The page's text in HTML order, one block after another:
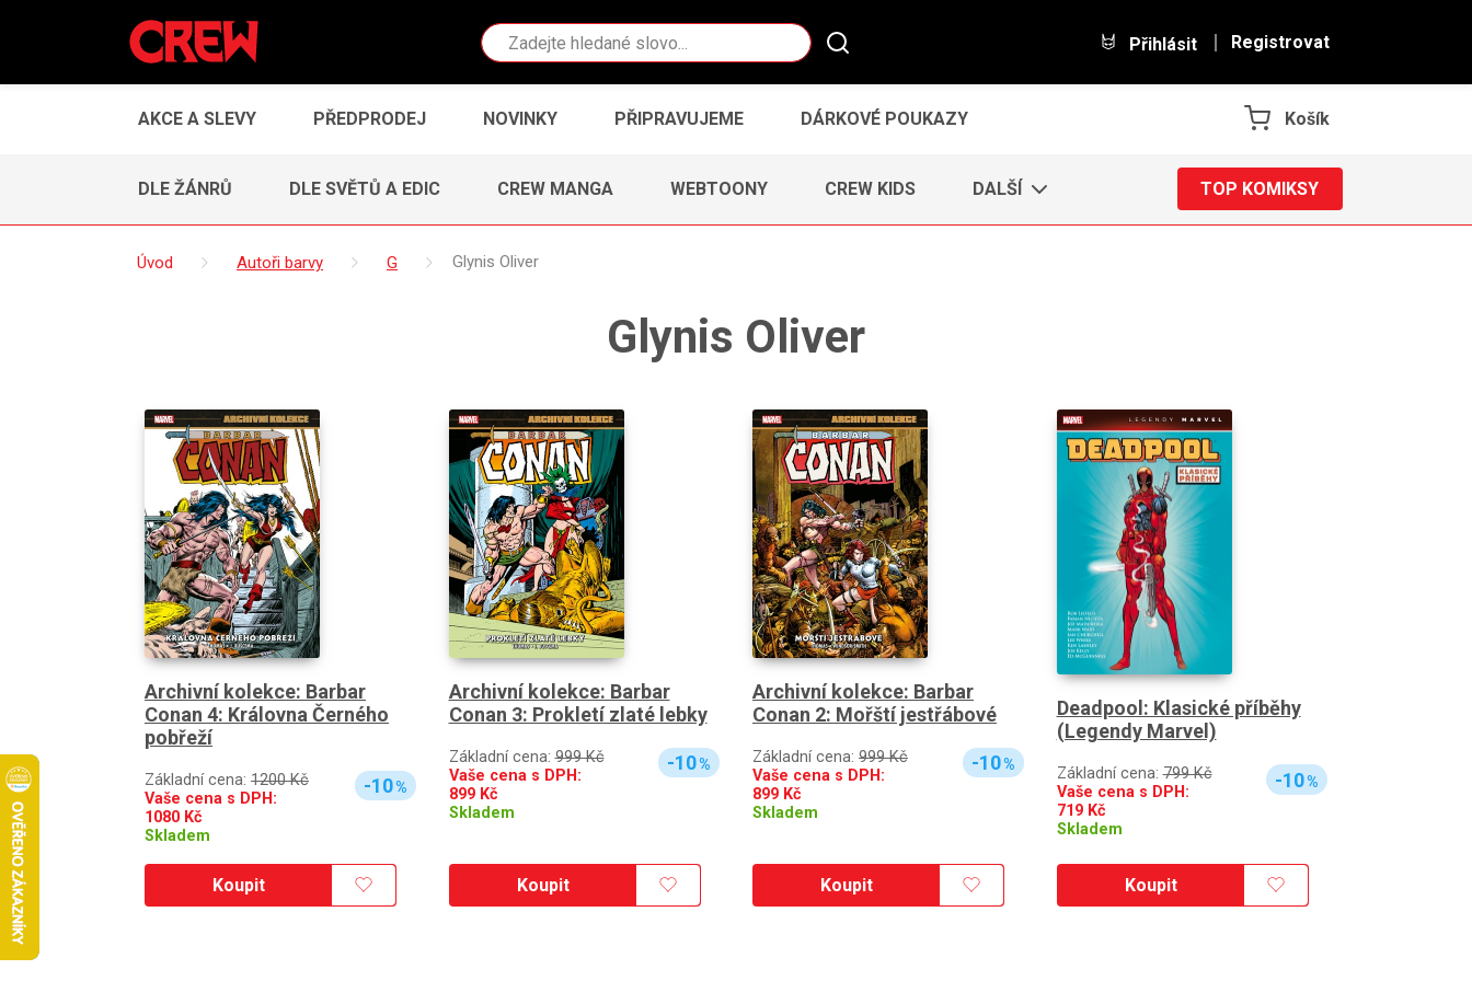
Vyhledávání Přihlásit Registrovat
AKCE A SLEVY PŘEDPRODEJ NOVINKY PŘIPRAVUJEME DÁRKOVÉ POUKAZY Košík
DLE ŽÁNRŮ DLE SVĚTŮ A EDIC CREW MANGA WEBTOONY CREW KIDS DALŠÍ TOP KOMIKSY
Úvod Autoři barvy G Glynis Oliver
Glynis Oliver
Archivní kolekce: Barbar
Conan 4: Královna Černého
pobřeží
Základní cena: 1200 Kč
Vaše cena s DPH:
1080 Kč
Skladem
-10%
Koupit
Archivní kolekce: Barbar
Conan 3: Prokletí zlaté lebky
Základní cena:999 Kč
Vaše cena s DPH:
899Kč
Skladem
-10%
Koupit
Archivní kolekce: Barbar
Conan 2: Mořští jestřábové
Základní cena: 999 Kč
Vaše cena s DPH:
899 Kč
Skladem
-10%
Koupit
Deadpool: Klasické příběhy
(Legendy Marvel)
Základní cena:799 Kč
Vaše cena s DPH:
719Kč
Skladem
-10%
Koupit